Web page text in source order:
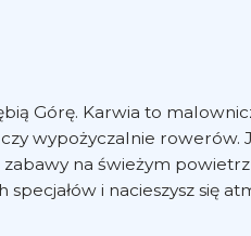
Górę. Karwia to
wypożyczalnie rowerów.
na świeżym
i nacieszysz się